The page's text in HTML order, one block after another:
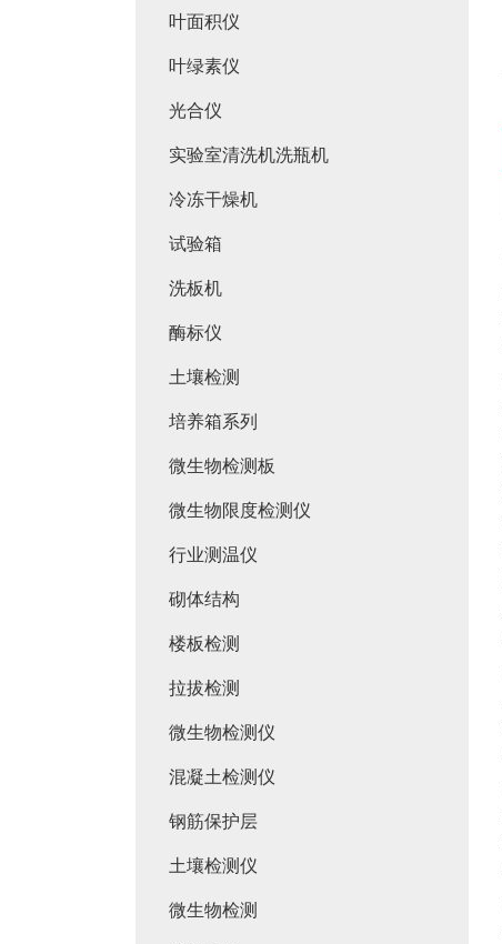
叶面积仪
叶绿素仪
光合仪
实验室清洗机洗瓶机
冷冻干燥机
试验箱
洗板机
酶标仪
土壤检测
培养箱系列
微生物检测板
微生物限度检测仪
行业测温仪
砌体结构
楼板检测
拉拔检测
微生物检测仪
混凝土检测仪
钢筋保护层
土壤检测仪
微生物检测